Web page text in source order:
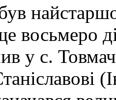
восьмеро
у с.